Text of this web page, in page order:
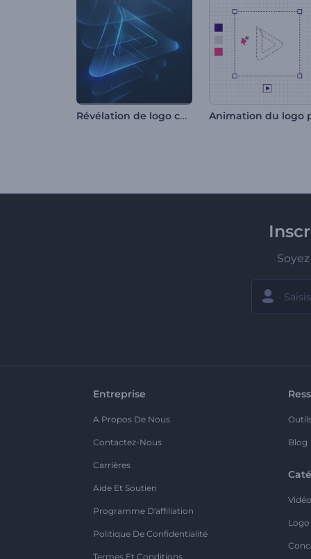
Révélation de logo couches lumineuses
Entreprise
A Propos De Nous
Contactez-Nous
Carrières
Aide Et Soutien
Programme D'affiliation
Politique De Confidentialité
Termes Et Conditions
Blog
Vidéo
Logo